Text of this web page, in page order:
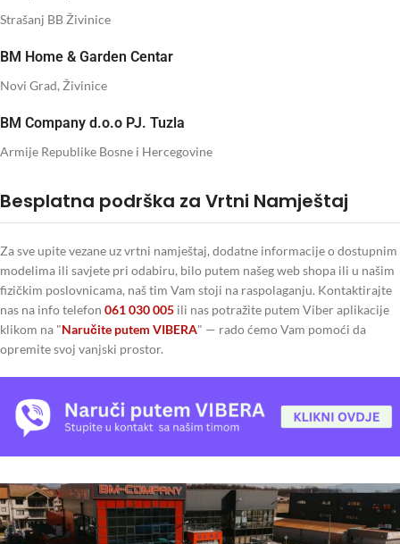
Strašanj BB Živinice
BM Home & Garden Centar
Novi Grad, Živinice
BM Company d.o.o PJ. Tuzla
Armije Republike Bosne i Hercegovine
Besplatna podrška za Vrtni Namještaj
Za sve upite vezane uz vrtni namještaj, dodatne informacije o dostupnim
modelima ili savjete pri odabiru, bilo putem našeg web shopa ili u našim
fizičkim poslovnicama, naš tim Vam stoji na raspolaganju. Kontaktirajte
nas na info telefon 061 030 005 ili nas potražite putem Viber aplikacije
klikom na "Naručite putem VIBERA" — rado ćemo Vam pomoći da
opremite svoj vanjski prostor.